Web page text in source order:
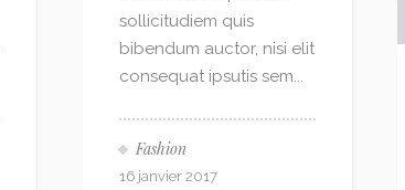
sollicitudiem quis
bibendum auctor, nisi elit
consequat ipsutis sem...
Fashion
16 janvier 2017